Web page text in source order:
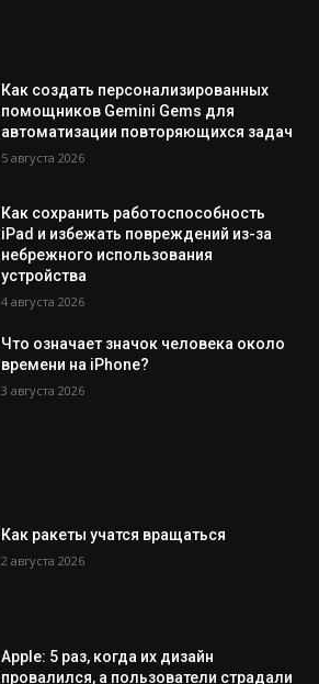
Как создать персонализированных
помощников Gemini Gems для
автоматизации повторяющихся задач
5 августа 2026
Как сохранить работоспособность
iPad и избежать повреждений из-за
небрежного использования
устройства
4 августа 2026
Что означает значок человека около
времени на iPhone?
3 августа 2026
Как ракеты учатся вращаться
2 августа 2026
Apple: 5 раз, когда их дизайн
провалился, а пользователи страдали